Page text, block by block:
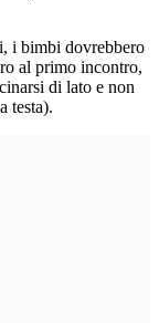
i bimbi dovrebbero
al primo incontro,
di lato e non
testa).